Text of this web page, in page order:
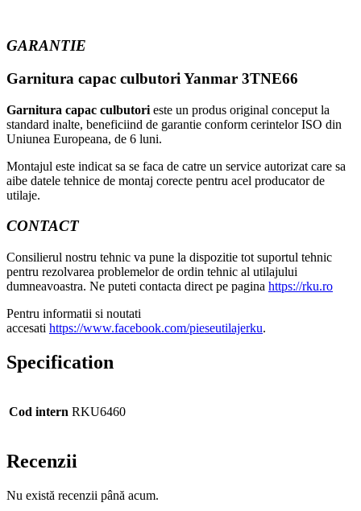
GARANTIE
Garnitura capac culbutori Yanmar 3TNE66
Garnitura capac culbutori este un produs original conceput la
standard inalte, beneficiind de garantie conform cerintelor ISO din
Uniunea Europeana, de 6 luni.
Montajul este indicat sa se faca de catre un service autorizat care sa
aibe datele tehnice de montaj corecte pentru acel producator de
utilaje.
CONTACT
Consilierul nostru tehnic va pune la dispozitie tot suportul tehnic
pentru rezolvarea problemelor de ordin tehnic al utilajului
dumneavoastra. Ne puteti contacta direct pe pagina https://rku.ro
Pentru informatii si noutati
accesati https://www.facebook.com/pieseutilajerku.
Specification
Cod intern RKU6460
Recenzii
Nu există recenzii până acum.